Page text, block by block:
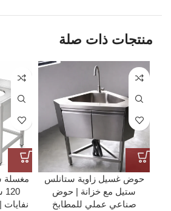
منتجات ذات صلة
حوض غسيل زاوية ستانلس
ستيل مع خزانة | حوض
صناعي عملي للمطابخ
مغسلة
نفايات